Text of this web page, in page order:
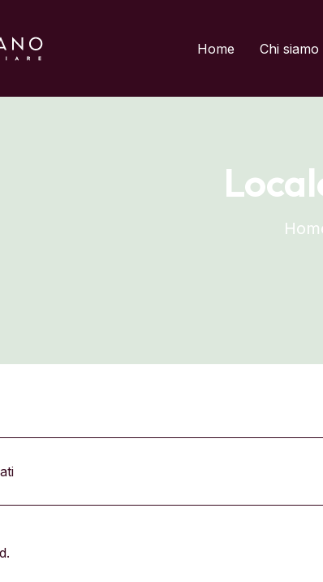
Home Chi siamo
qui il testo del